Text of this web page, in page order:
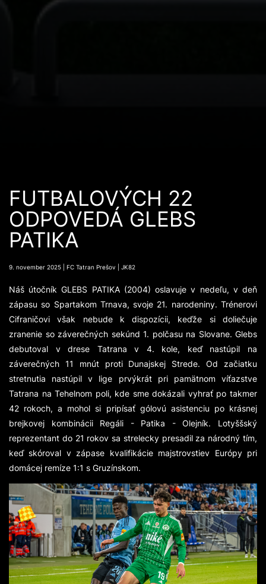
FUTBALOVÝCH 22
ODPOVEDÁ GLEBS
PATIKA
9. november 2025 | FC Tatran Prešov | JK82
Náš útočník GLEBS PATIKA (2004) oslavuje v nedeľu, v deň
zápasu so Spartakom Trnava, svoje 21. narodeniny. Trénerovi
Cifraničovi však nebude k dispozícii, keďže si doliečuje
zranenie so záverečných sekúnd 1. polčasu na Slovane. Glebs
debutoval v drese Tatrana v 4. kole, keď nastúpil na
záverečných 11 mnút proti Dunajskej Strede. Od začiatku
stretnutia nastúpil v lige prvýkrát pri pamätnom víťazstve
Tatrana na Tehelnom poli, kde sme dokázali vyhrať po takmer
42 rokoch, a mohol si pripísať gólovú asistenciu po krásnej
brejkovej kombinácii Regáli - Patika - Olejník. Lotyššský
reprezentant do 21 rokov sa strelecky presadil za národný tím,
keď skóroval v zápase kvalifikácie majstrovstiev Európy pri
domácej remíze 1:1 s Gruzínskom.